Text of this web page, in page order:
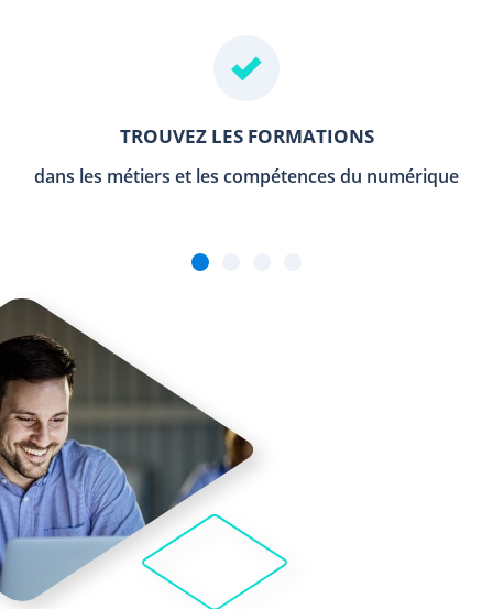
TROUVEZ LES FORMATIONS
dans les métiers et les compétences du numérique